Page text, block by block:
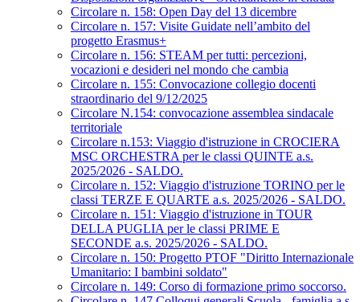
Circolare n. 158: Open Day del 13 dicembre
Circolare n. 157: Visite Guidate nell’ambito del
progetto Erasmus+
Circolare n. 156: STEAM per tutti: percezioni,
vocazioni e desideri nel mondo che cambia
Circolare n. 155: Convocazione collegio docenti
straordinario del 9/12/2025
Circolare N.154: convocazione assemblea sindacale
territoriale
Circolare n.153: Viaggio d'istruzione in CROCIERA
MSC ORCHESTRA per le classi QUINTE a.s.
2025/2026 - SALDO.
Circolare n. 152: Viaggio d'istruzione TORINO per le
classi TERZE E QUARTE a.s. 2025/2026 - SALDO.
Circolare n. 151: Viaggio d'istruzione in TOUR
DELLA PUGLIA per le classi PRIME E
SECONDE a.s. 2025/2026 - SALDO.
Circolare n. 150: Progetto PTOF "Diritto Internazionale
Umanitario: I bambini soldato"
Circolare n. 149: Corso di formazione primo soccorso.